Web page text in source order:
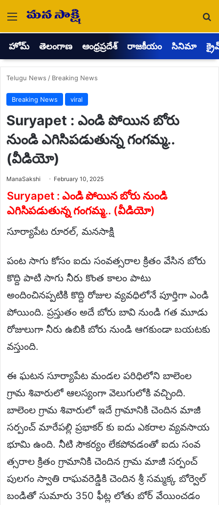
Menu
హోమ్ తెలంగాణ ఆంధ్రప్రదేశ్ రాజకీయం సినిమా
Telugu News / Breaking News
Breaking News viral
Suryapet : ఎండి పోయిన బోరు
నుండి ఎగిసిపడుతున్న గంగమ్మ..
(వీడియో)
ManaSakshi Send
email
February 10, 2025
Suryapet : ఎండి పోయిన బోరు నుండి
ఎగిసిపడుతున్న గంగమ్మ.. (వీడియో)
సూర్యాపేట రూరల్, మనసాక్షి
పంట సాగు కోసం ఐదు సంవత్సరాల క్రితం వేసిన బోరు
కొద్ది పాటి సాగు నీరు కొంత కాలం పాటు
అందించినప్పటికి కొద్ది రోజుల వ్యవధిలోనే పూర్తిగా ఎండి
పోయింది. ప్రస్తుతం అదే బోరు బావి నుండి గత మూడు
రోజులుగా నీరు ఉబికి బోరు నుండి ఆగకుండా బయటకు
వస్తుంది.
ఈ ఘటన సూర్యాపేట మండల పరిధిలోని బాలెంల
గ్రామ శివారులో ఆలస్యంగా వెలుగులోకి వచ్చింది.
బాలెంల గ్రామ శివారులో ఇదే గ్రామానికి చెందిన మాజీ
సర్పంచ్ మారేపల్లి ప్రభాకర్ కు ఐదు ఎకరాల వ్యవసాయ
భూమి ఉంది. నీటి సౌకర్యం లేకపోవడంతో ఐదు సంవ
త్సరాల క్రితం గ్రామానికి చెందిన గ్రామ మాజీ సర్పంచ్
పులగం స్వాతి రాఘవరెడ్డికి చెందిన శ్రీ సమ్మక్క బోర్వెల్
బండితో సుమారు 350 ఫీట్ల లోతు బోర్ వేయించడం